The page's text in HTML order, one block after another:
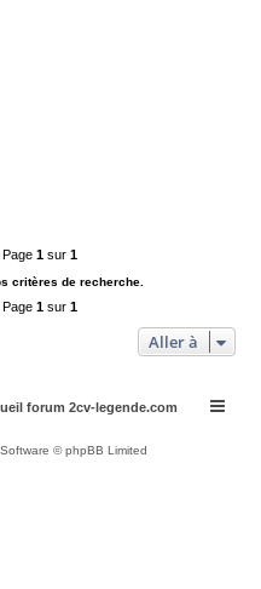
1sur 1
critères de recherche.
1sur 1
Aller à
forum 2cv-legende.com
© phpBB Limited